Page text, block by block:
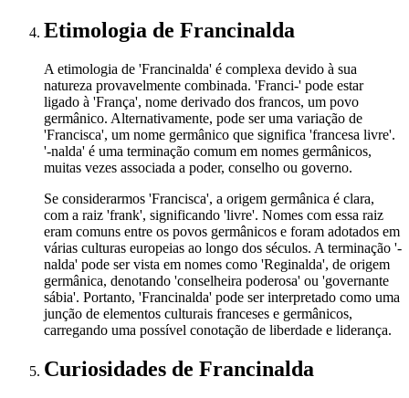
Etimologia de Francinalda
A etimologia de 'Francinalda' é complexa devido à sua
natureza provavelmente combinada. 'Franci-' pode estar
ligado à 'França', nome derivado dos francos, um povo
germânico. Alternativamente, pode ser uma variação de
'Francisca', um nome germânico que significa 'francesa livre'.
'-nalda' é uma terminação comum em nomes germânicos,
muitas vezes associada a poder, conselho ou governo.
Se considerarmos 'Francisca', a origem germânica é clara,
com a raiz 'frank', significando 'livre'. Nomes com essa raiz
eram comuns entre os povos germânicos e foram adotados em
várias culturas europeias ao longo dos séculos. A terminação '-
nalda' pode ser vista em nomes como 'Reginalda', de origem
germânica, denotando 'conselheira poderosa' ou 'governante
sábia'. Portanto, 'Francinalda' pode ser interpretado como uma
junção de elementos culturais franceses e germânicos,
carregando uma possível conotação de liberdade e liderança.
Curiosidades de Francinalda